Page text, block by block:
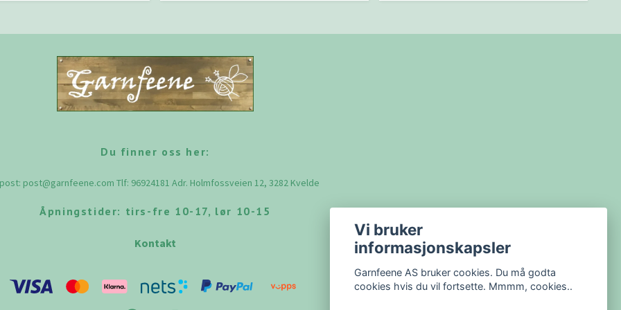
Du finner oss her:
post@garnfeene.com Tlf: 96924181 Adr. Holmfossveien 12, 3282 Kvelde
Åpningstider: tirs-fre 10-17, lør 10-15
Kontakt
Vi bruker
informasjonskapsler
Garnfeene AS bruker cookies. Du må godta
cookies hvis du vil fortsette. Mmmm, cookies..